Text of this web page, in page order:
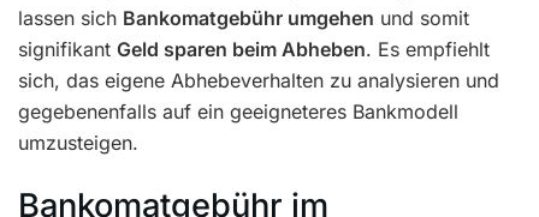
lassen sich Bankomatgebühr umgehen und somit
signifikant Geld sparen beim Abheben. Es empfiehlt
sich, das eigene Abhebeverhalten zu analysieren und
gegebenenfalls auf ein geeigneteres Bankmodell
umzusteigen.
Bankomatgebühr im